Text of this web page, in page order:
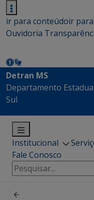
ir para conteúdoir
Ouvidoria
Detran MS
Departamento
Sul
Institucional
Fale Conosco
Pesquisar
por: